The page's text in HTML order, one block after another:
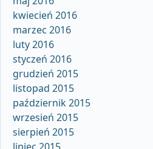
kwiecień 2016
marzec 2016
luty 2016
styczeń 2016
grudzień 2015
listopad 2015
październik 2015
wrzesień 2015
sierpień 2015